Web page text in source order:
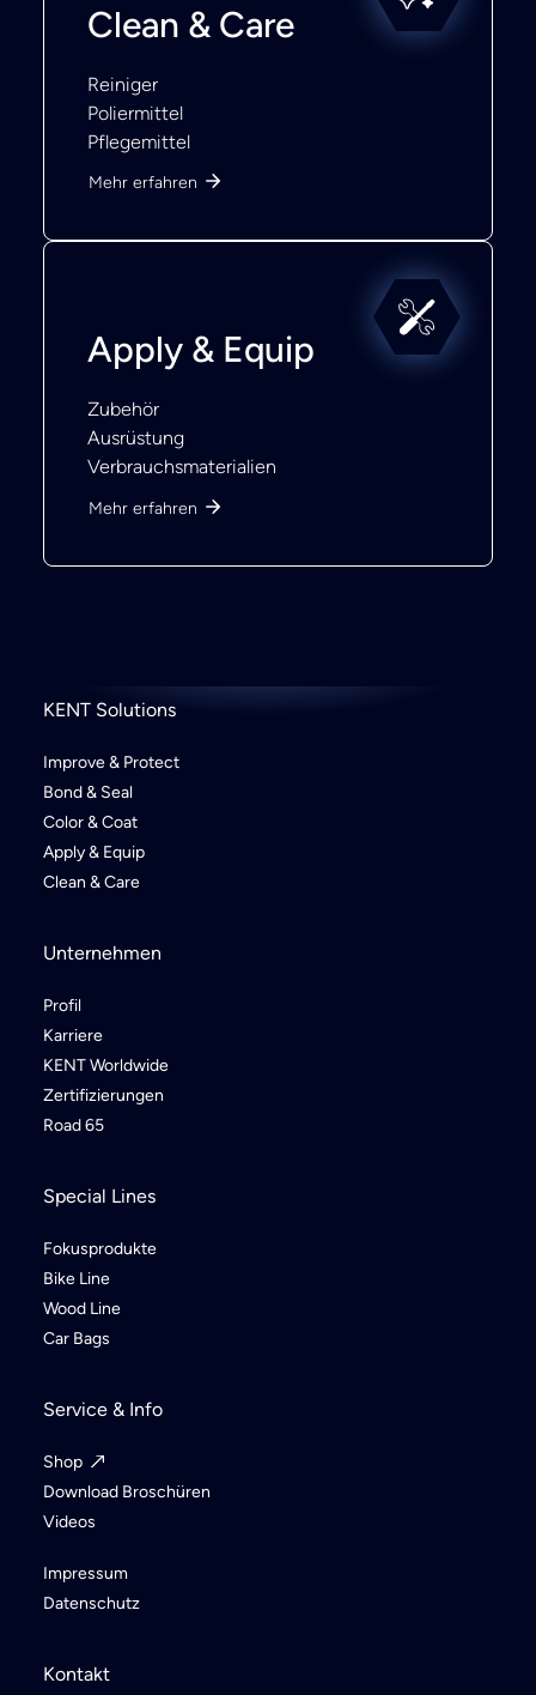
Clean & Care
Reiniger
Poliermittel
Pflegemittel
Mehr erfahren
Apply & Equip
Zubehör
Ausrüstung
Verbrauchsmaterialien
Mehr erfahren
KENT Solutions
Improve & Protect
Bond & Seal
Color & Coat
Apply & Equip
Clean & Care
Unternehmen
Profil
Karriere
KENT Worldwide
Zertifizierungen
Road 65
Special Lines
Fokusprodukte
Bike Line
Wood Line
Car Bags
Service & Info
Shop
Download Broschüren
Videos
Impressum
Datenschutz
Kontakt